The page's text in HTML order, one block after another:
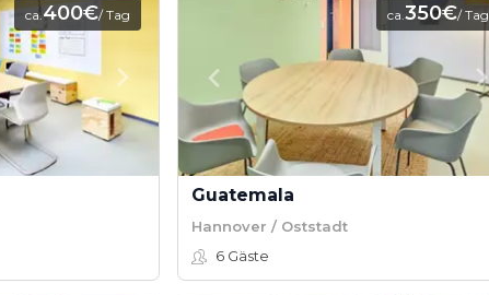
ca.400€/ Tag ca.350€/ Tag
Guatemala
Hannover / Oststadt
6 Gäste